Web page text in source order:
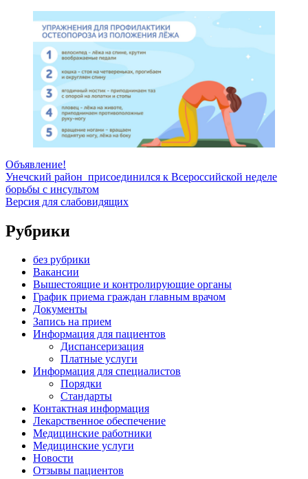
Объявление!
Унечский район присоединился к Всероссийской неделе
борьбы с инсультом
Версия для слабовидящих
Рубрики
без рубрики
Вакансии
Вышестоящие и контролирующие органы
График приема граждан главным врачом
Документы
Запись на прием
Информация для пациентов
Диспансеризация
Платные услуги
Информация для специалистов
Порядки
Стандарты
Контактная информация
Лекарственное обеспечение
Медицинские работники
Медицинские услуги
Новости
Отзывы пациентов